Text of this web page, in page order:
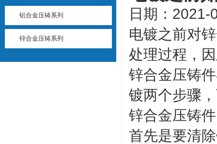
铝合金压铸系列
锌合金压铸系列
日期：2021-
电镀之前对
处理过程，
锌合金压铸
镀两个步骤
锌合金压铸
首先是要清